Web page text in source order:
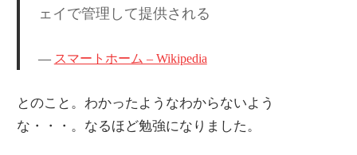
ェイで管理して提供される
スマートホーム – Wikipedia
とのこと。わかったようなわからないよう
な・・・。なるほど勉強になりました。